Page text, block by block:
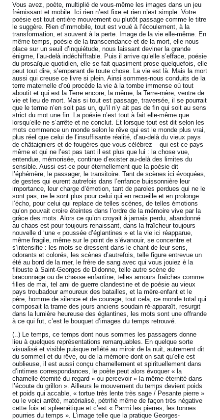
Vous avez, poète, multiplié de vous-même les images dans un jeu
frémissant et mobile. Ici rien n’est fixe et rien n’est simple. Votre
poésie est tout entière mouvement ou plutôt passage comme le titre
le suggère. Rien d’immobile, tout est voué à l’écoulement, à la
transformation, et souvent à la perte. Image de la vie elle-même. En
même temps, poésie de la transcendance et de la mort, elle nous
place sur un seuil d’inquiétude, nous laissant deviner la grande
énigme, l’au-delà indéchiffrable. Puis il arrive qu’elle s’efface, poésie
du prosaïque quotidien, elle se fait quasiment prose quelquefois, elle
peut tout dire, s’emparant de toute chose. La vie est là. Mais la mort
aussi qui creuse ce livre si plein. Ainsi sommes-nous conduits de la
terre maternelle d’où procède la vie à la tombe immense où tout
aboutit et qui est la Terre encore, la même, la Terre-mère, ventre de
vie et lieu de mort. Mais si tout est passage, traversée, il se pourrait
que le terme n’en soit pas un, qu’il n’y ait pas de fin qui soit au sens
strict du mot une fin. La poésie n’est tout à fait elle-même que
lorsqu’elle ne s’arrête et ne conclut. Et lorsque tout est dit selon les
mots commence un monde selon le rêve qui est le monde plus vrai,
plus réel que celui de l’insuffisante réalité, d’au-delà du vieux pays
de châtaigniers et de fougères que vous célébrez – qui est ce pays
même et qui ne l’est pas tant il est plus que lui : la chose vue,
entendue, mémorisée, continue d’exister au-delà des limites du
sensible. Aussi est-ce pour éternellement que la poésie dit
l’éphémère, le passager, le transitoire. Tant de scènes ici évoquées,
de gestes qui eurent autrefois dans l’enfance buissonnière leur
importance, leur charge d’émotion, tant de paroles perdues qui ne le
sont pas, ne le sont plus pour celui qui en recueille et en prolonge
l’écho, pour celui qui replace de telles scènes, de telles émotions
qu’on pouvait croire éteintes dans l’ordre de la mémoire vive par la
grâce des mots. Alors ce qu’on croyait à jamais perdu, abandonné
au chaos est pour toujours renaissant, dans la fraîcheur toujours
nouvelle d ‘une « poussée d’églantines » et la vie ici réapparue,
même fragile, même sur le point de s’évanouir, se concentre et
s’intensifie : les mots se dressent dans le chant de leur sens,
odorants et colorés, les scènes d’autrefois, telle figure entrevue un
été au bord de la mer, le frère de sang avec qui vous jouiez è la
flibuste à Saint-Georges de Didonne, telle autre scène de
braconnage ou de chasse enfantine, telles amours fraîches comme
filles de mai, tel ami de guerre clandestine et de poésie au vieux
pays troubadour amoureux des batailles, et la mère-enfant et le
père, homme de silence et de courage, tout cela, ce monde total qui
composait la trame des jours anciens soudain ré-apparaît, resurgit
dans la lumière heureuse des églantines, les mots sont une offrande
à ce qui fut, c’est le bouquet d’images du temps retrouvé.
(..) Le temps, ce temps dont nous sommes les passagers donne
lieu à quelques représentations remarquables. En quelque sorte
visualisé et visible puisque reflété au miroir de la nuit, autrement dit
du sommeil et du rêve, ou de la mémoire dont on sait qu’elle est
oublieuse, il est aussi conçu charnellement et spirituellement dans
d’intimes correspondances, le poète peut alors évoquer « la
charnelle éternité du regard » ou percevoir « la même éternité dans
l’écoute du grillon ». Ailleurs le mouvement du temps devient poids
et poids qui accable, « tortue très lente très sage / Pesante pierre »
ou le voici arrêté, matérialisé, pétrifié même de façon très négative
cette fois et spleenétique et c’est « Parmi les pierres, les tonnes
pourries du temps ». L’image telle que la pratique Georges-